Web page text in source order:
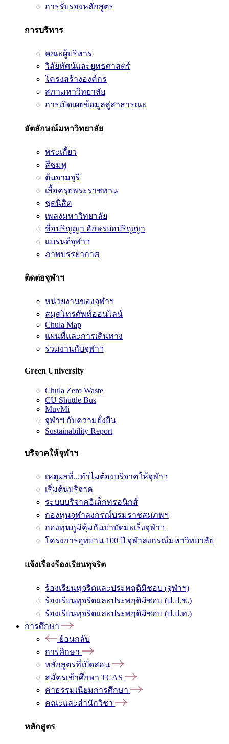
การรับรองหลักสูตร
การบริหาร
คณะผู้บริหาร
วิสัยทัศน์และยุทธศาสตร์
โครงสร้างองค์กร
สภามหาวิทยาลัย
การเปิดเผยข้อมูลสู่สาธารณะ
อัตลักษณ์มหาวิทยาลัย
พระเกี้ยว
สีชมพู
ต้นจามจุรี
เสื้อครุยพระราชทาน
ชุดนิสิต
เพลงมหาวิทยาลัย
ชื่อปริญญา อักษรย่อปริญญา
แบรนด์จุฬาฯ
ภาพบรรยากาศ
ติดต่อจุฬาฯ
หน่วยงานของจุฬาฯ
สมุดโทรศัพท์ออนไลน์
Chula Map
แผนที่และการเดินทาง
ร่วมงานกับจุฬาฯ
Green University
Chula Zero Waste
CU Shuttle Bus
MuvMi
จุฬาฯ กับความยั่งยืน
Sustainability Report
บริจาคให้จุฬาฯ
เหตุผลที่...ทำไมต้องบริจาคให้จุฬาฯ
เริ่มต้นบริจาค
ระบบบริจาคอิเล็กทรอนิกส์
กองทุนจุฬาลงกรณ์บรมราชสมภพฯ
กองทุนภูมิคุ้มกันบำบัดมะเร็งจุฬาฯ
โครงการอุทยาน 100 ปี จุฬาลงกรณ์มหาวิทยาลัย
แจ้งเรื่องร้องเรียนทุจริต
ร้องเรียนทุจริตและประพฤติมิชอบ (จุฬาฯ)
ร้องเรียนทุจริตและประพฤติมิชอบ (ป.ป.ช.)
ร้องเรียนทุจริตและประพฤติมิชอบ (ป.ป.ท.)
การศึกษา
ย้อนกลับ
การศึกษา
หลักสูตรที่เปิดสอน
สมัครเข้าศึกษา TCAS
ค่าธรรมเนียมการศึกษา
คณะและสำนักวิชา
หลักสูตร